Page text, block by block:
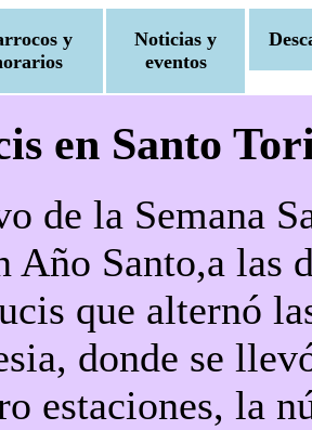
y
Noticias y
eventos
en Santo
de la Semana
Año Santo,a las
que alternó
donde se
estaciones, la